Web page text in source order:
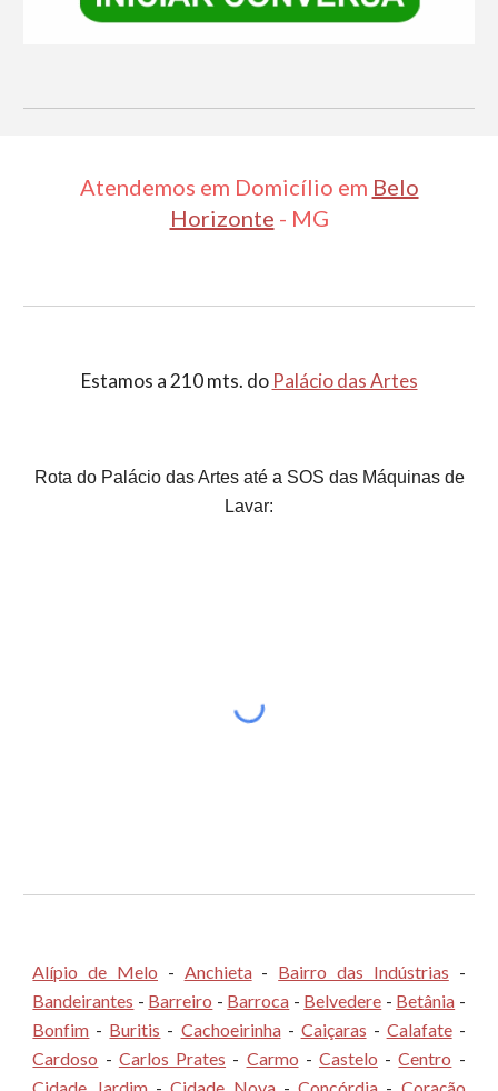
Atendemos em Domicílio em Belo
Horizonte - MG
Estamos a 210 mts. do Palácio das Artes
Rota do Palácio das Artes até a SOS das Máquinas de
Lavar:
Alípio de Melo - Anchieta- Bairro das Indústrias -
Bandeirantes - Barreiro - Barroca - Belvedere - Betânia -
Bonfim - Buritis - Cachoeirinha- Caiçaras - Calafate-
Cardoso - Carlos Prates - Carmo - Castelo -Centro -